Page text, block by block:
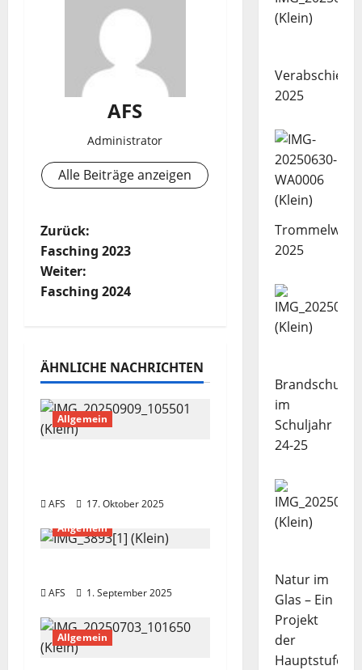
AFS
Administrator
Alle Beiträge anzeigen
B
e
i
r
a
g
n
a
i
g
Zurück:
Fasching 2023
Weiter:
Fasching 2024
ÄHNLICHE NACHRICHTEN
Allgemein
AFS
17. Oktober 2025
Allgemein
AFS 1. September 2025
Allgemein
2025
2025
im
Schuljahr
24-25
Natur im
Glas – Ein
Projekt
der
Hauptstufe